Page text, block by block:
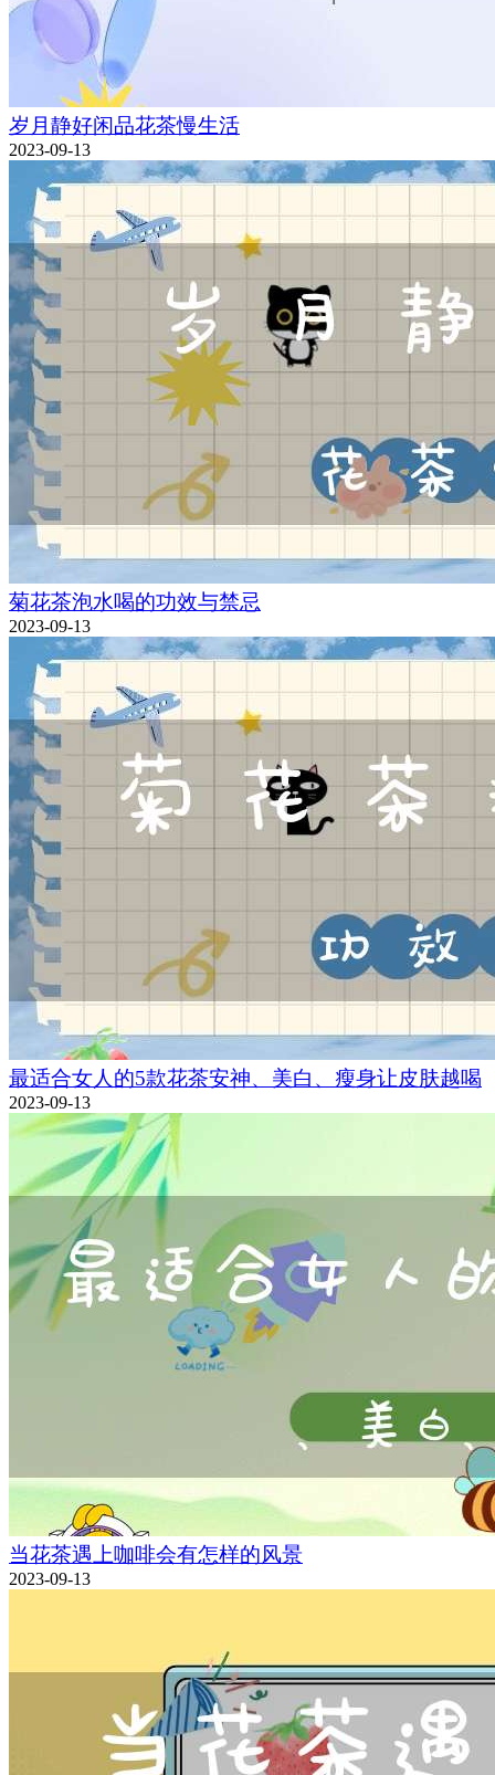
岁月静好闲品花茶慢生活
2023-09-13
菊花茶泡水喝的功效与禁忌
2023-09-13
最适合女人的5款花茶安神、美白、瘦身让皮肤越喝
2023-09-13
当花茶遇上咖啡会有怎样的风景
2023-09-13